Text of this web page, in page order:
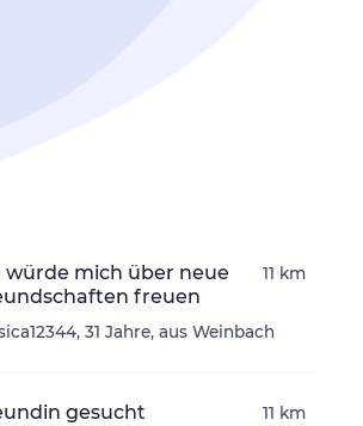
würde mich über neue
freuen
31 Jahre, aus Weinbach
11 km
gesucht 11 km